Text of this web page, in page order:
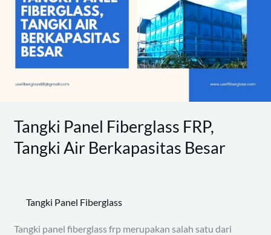
Tangki Panel Fiberglass FRP,
Tangki Air Berkapasitas Besar
Tangki Panel Fiberglass
Tangki panel fiberglass frp merupakan salah satu dari
FRP,
Tangki
Air
Berkapasitas